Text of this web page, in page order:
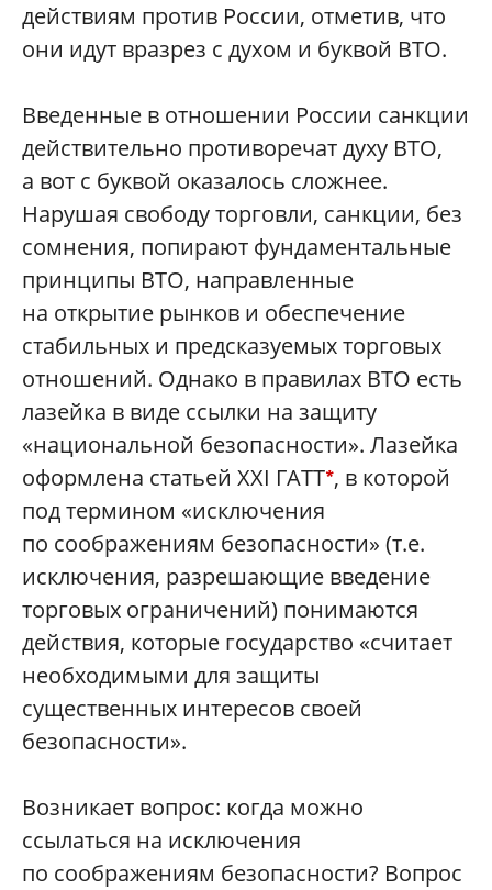
действиям против России, отметив, что
они идут вразрез с духом и буквой ВТО.
Введенные в отношении России санкции
действительно противоречат духу ВТО,
а вот с буквой оказалось сложнее.
Нарушая свободу торговли, санкции, без
сомнения, попирают фундаментальные
принципы ВТО, направленные
на открытие рынков и обеспечение
стабильных и предсказуемых торговых
отношений. Однако в правилах ВТО есть
лазейка в виде ссылки на защиту
«национальной безопасности». Лазейка
оформлена статьей XXI ГАТТ*, в которой
под термином «исключения
по соображениям безопасности» (т.е.
исключения, разрешающие введение
торговых ограничений) понимаются
действия, которые государство «считает
необходимыми для защиты
существенных интересов своей
безопасности».
Возникает вопрос: когда можно
ссылаться на исключения
по соображениям безопасности? Вопрос